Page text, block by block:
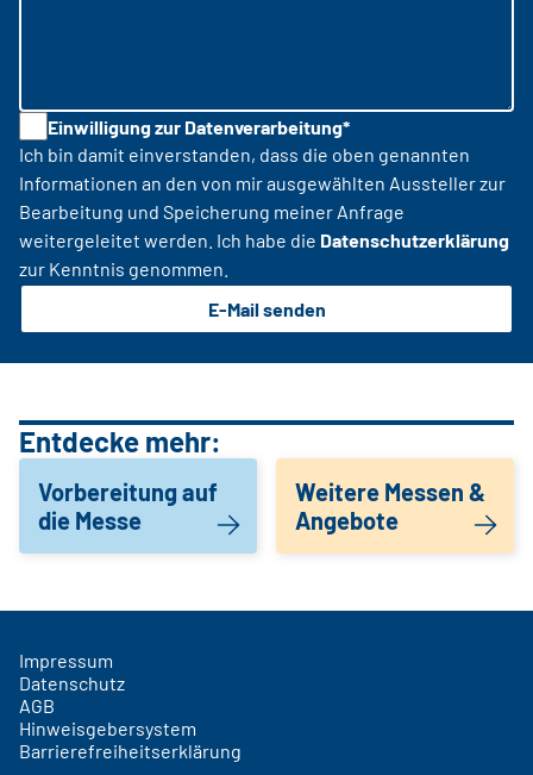
Einwilligung zur Datenverarbeitung*
Ich bin damit einverstanden, dass die oben genannten
Informationen an den von mir ausgewählten Aussteller zur
Bearbeitung und Speicherung meiner Anfrage
weitergeleitet werden. Ich habe die Datenschutzerklärung
zur Kenntnis genommen.
E-Mail senden
Entdecke mehr:
Vorbereitung auf
die Messe
Weitere Messen &
Angebote
Impressum
Datenschutz
AGB
Hinweisgebersystem
Barrierefreiheitserklärung